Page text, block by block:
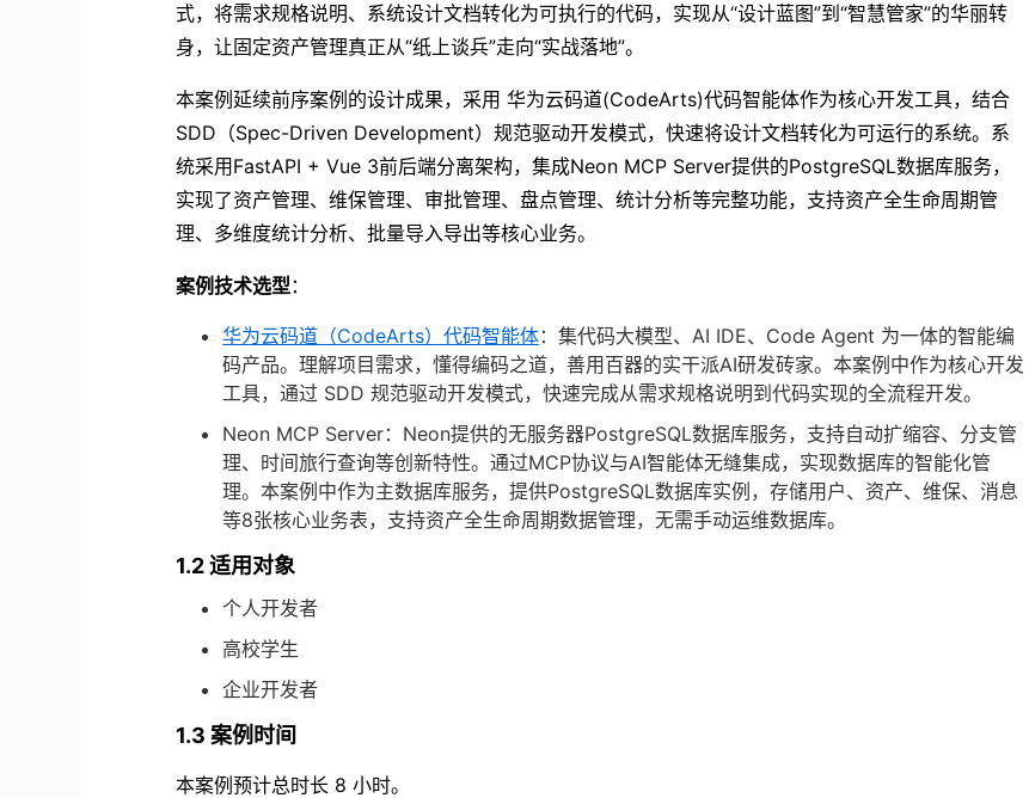
式，将需求规格说明、系统设计文档转化为可执行的代码，实现从“设计蓝图”到“智慧管家”的华丽转
身，让固定资产管理真正从“纸上谈兵”走向“实战落地”。
本案例延续前序案例的设计成果，采用 华为云码道(CodeArts)代码智能体作为核心开发工具，结合
SDD（Spec-Driven Development）规范驱动开发模式，快速将设计文档转化为可运行的系统。系
统采用FastAPI + Vue 3前后端分离架构，集成Neon MCP Server提供的PostgreSQL数据库服务，
实现了资产管理、维保管理、审批管理、盘点管理、统计分析等完整功能，支持资产全生命周期管
理、多维度统计分析、批量导入导出等核心业务。
案例技术选型：
华为云码道（CodeArts）代码智能体：集代码大模型、AI IDE、Code Agent 为一体的智能编
码产品。理解项目需求，懂得编码之道，善用百器的实干派AI研发砖家。本案例中作为核心开发
工具，通过 SDD 规范驱动开发模式，快速完成从需求规格说明到代码实现的全流程开发。
Neon MCP Server：Neon提供的无服务器PostgreSQL数据库服务，支持自动扩缩容、分支管
理、时间旅行查询等创新特性。通过MCP协议与AI智能体无缝集成，实现数据库的智能化管
理。本案例中作为主数据库服务，提供PostgreSQL数据库实例，存储用户、资产、维保、消息
等8张核心业务表，支持资产全生命周期数据管理，无需手动运维数据库。
1.2 适用对象
个人开发者
高校学生
企业开发者
1.3 案例时间
本案例预计总时长 8 小时。